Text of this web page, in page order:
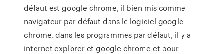
défaut est google chrome, il bien mis comme
navigateur par défaut dans le logiciel google
chrome. dans les programmes par défaut, il y a
internet explorer et google chrome et pour